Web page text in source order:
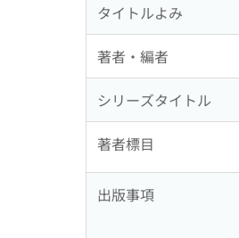
タイトルよみ
著者・編者
シリーズタイトル
著者標目
出版事項